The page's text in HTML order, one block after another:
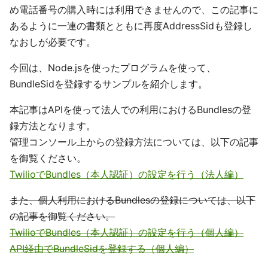
め電話番号の購入時には利用できませんので、この記事に
あるように一連の書類とともに再度AddressSidも登録し
なおしが必要です。
今回は、Node.jsを使ったプログラムを使って、
BundleSidを登録するサンプルを紹介します。
本記事はAPIを使って法人での利用におけるBundlesの登
録方法となります。
管理コンソール上からの登録方法については、以下の記事
を御覧ください。
TwilioでBundles（本人認証）の設定を行う（法人編）
また、個人利用におけるBundlesの登録については、以下
の記事を御覧ください。
TwilioでBundles（本人認証）の設定を行う（個人編）
API経由でBundleSidを登録する（個人編）